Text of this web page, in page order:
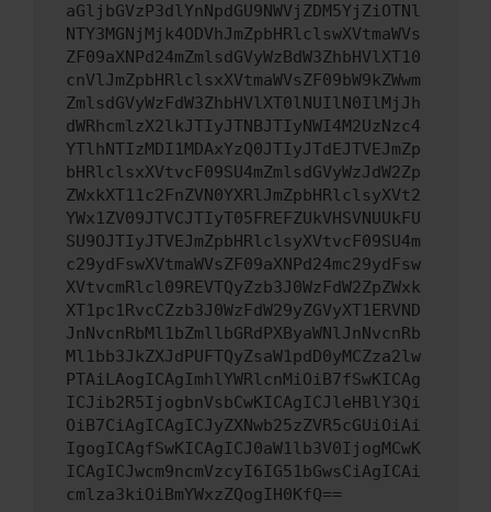
aGljbGVzP3dlYnNpdGU9NWVjZDM5YjZiOTNl
NTY3MGNjMjk4ODVhJmZpbHRlclswXVtmaWVs
ZF09aXNPd24mZmlsdGVyWzBdW3ZhbHVlXT10
cnVlJmZpbHRlclsxXVtmaWVsZF09bW9kZWwm
ZmlsdGVyWzFdW3ZhbHVlXT0lNUIlN0IlMjJh
dWRhcmlzX2lkJTIyJTNBJTIyNWI4M2UzNzc4
YTlhNTIzMDI1MDAxYzQ0JTIyJTdEJTVEJmZp
bHRlclsxXVtvcF09SU4mZmlsdGVyWzJdW2Zp
ZWxkXT11c2FnZVN0YXRlJmZpbHRlclsyXVt2
YWx1ZV09JTVCJTIyT05FREFZUkVHSVNUUkFU
SU9OJTIyJTVEJmZpbHRlclsyXVtvcF09SU4m
c29ydFswXVtmaWVsZF09aXNPd24mc29ydFsw
XVtvcmRlcl09REVTQyZzb3J0WzFdW2ZpZWxk
XT1pc1RvcCZzb3J0WzFdW29yZGVyXT1ERVND
JnNvcnRbMl1bZmllbGRdPXByaWNlJnNvcnRb
Ml1bb3JkZXJdPUFTQyZsaW1pdD0yMCZza2lw
PTAiLAogICAgImhlYWRlcnMiOiB7fSwKICAg
ICJib2R5IjogbnVsbCwKICAgICJleHBlY3Qi
OiB7CiAgICAgICJyZXNwb25zZVR5cGUiOiAi
IgogICAgfSwKICAgICJ0aW1lb3V0IjogMCwK
ICAgICJwcm9ncmVzcyI6IG51bGwsCiAgICAi
cmlza3kiOiBmYWxzZQogIH0KfQ==